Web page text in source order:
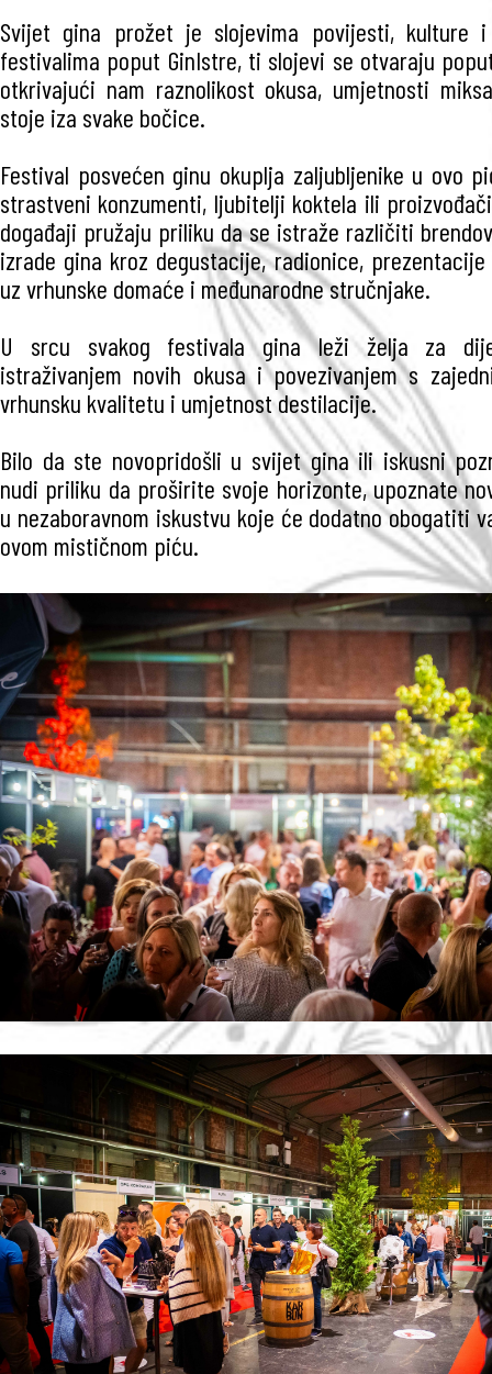
Svijet gina prožet je slojevima povijesti, kulture
festivalima poput GinIstre, ti slojevi se otvaraju
otkrivajući nam raznolikost okusa, umjetnosti
stoje iza svake bočice.
Festival posvećen ginu okuplja zaljubljenike u ovo
strastveni konzumenti, ljubitelji koktela ili
događaji pružaju priliku da se istraže različiti
izrade gina kroz degustacije, radionice,
uz vrhunske domaće i međunarodne stručnjake.
U srcu svakog festivala gina leži želja za
istraživanjem novih okusa i povezivanjem s
vrhunsku kvalitetu i umjetnost destilacije.
Bilo da ste novopridošli u svijet gina ili iskusni
nudi priliku da proširite svoje horizonte, upoznate
u nezaboravnom iskustvu koje će dodatno obogatiti
ovom mističnom piću.